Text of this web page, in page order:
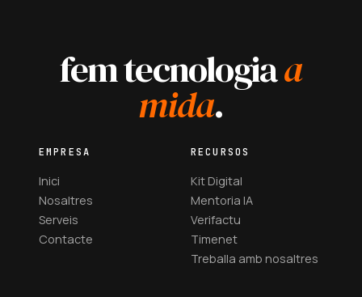
fem tecnologiaa
mida.
EMPRESA
Inici
Nosaltres
Serveis
Contacte
RECURSOS
Kit Digital
Mentoria IA
Verifactu
Timenet
Treballa amb nosaltres